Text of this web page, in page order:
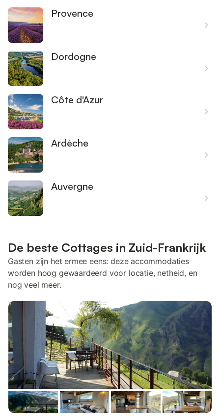
Provence
Dordogne
Côte d'Azur
Ardèche
Auvergne
De beste Cottages in Zuid-Frankrijk
Gasten zijn het ermee eens: deze accommodaties
worden hoog gewaardeerd voor locatie, netheid, en
nog veel meer.